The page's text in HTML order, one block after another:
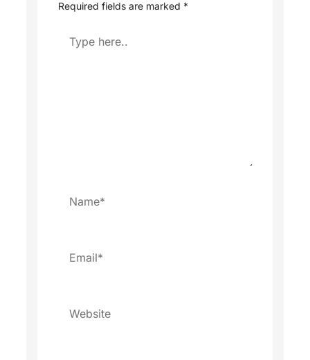
Required fields are marked *
Type
here..
Name*
Email*
Website